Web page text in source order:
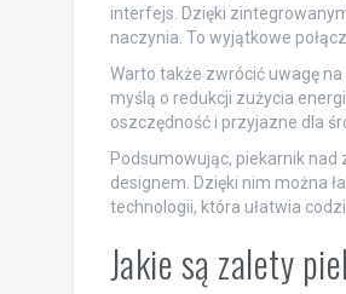
interfejs. Dzięki
naczynia. To wyjątkowe
Warto także zwrócić uwagę
myślą o redukcji zużycia
oszczędność i przyjazne dla
Podsumowując, piekarnik
designem. Dzięki nim można
technologii, która ułatwia
Jakie są zalety